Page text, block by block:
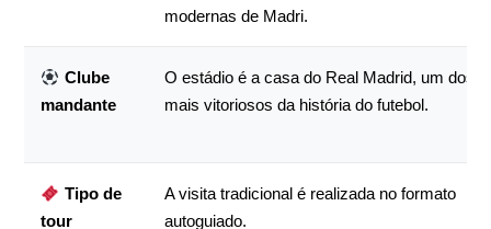
modernas de Madri.
Clube
mandante
O estádio é a casa do Real Madrid, um dos
mais vitoriosos da história do futebol.
Tipo de
tour
A visita tradicional é realizada no formato
autoguiado.